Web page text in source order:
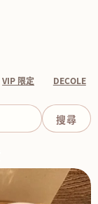
VIP 限定 DECOLE